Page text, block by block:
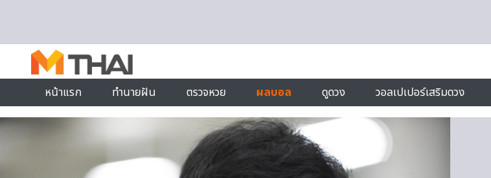
หน้าแรก
ทำนายฝัน ตรวจหวย ผลบอล ดูดวง วอลเปเปอร์เสริมดวง